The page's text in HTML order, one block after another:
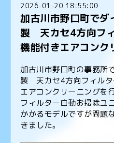
2026-01-20 18:55:00
加古川市野口町で
製 天カセ4方向フ
機能付きエアコンク
加古川市野口町の事務
製 天カセ4方向フィルタ
エアコンクリーニングを
フィルター自動お掃除ユ
かかるモデルですが問題
きました。